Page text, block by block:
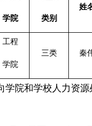
学院 类别
姓
工程
学院
三类 秦
院和学校人力资